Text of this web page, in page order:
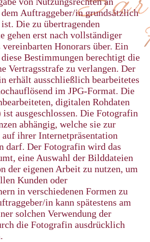
Auftraggeber/in grundsätzlich
Die zu übertragenden
gehen erst nach vollständiger
vereinbarten Honorars über. Ein
Bestimmungen berechtigt die
Vertragsstrafe zu verlangen. Der
erhält ausschließlich bearbeitetes
im JPG-Format. Die
digitalen Rohdaten
ist ausgeschlossen. Die Fotografin
abhängig, welche sie zur
ihrer Internetpräsentation
darf. Der Fotografin wird das
eine Auswahl der Bilddateien
der eigenen Arbeit zu nutzen, um
Kunden oder
in verschiedenen Formen zu
in kann spätestens am
solchen Verwendung der
die Fotografin ausdrücklich